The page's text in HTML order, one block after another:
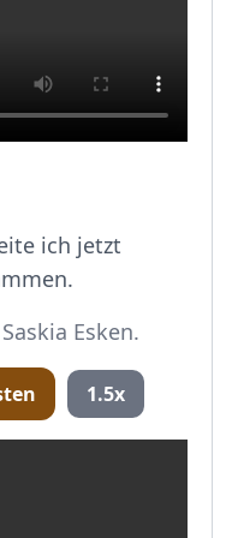
ich jetzt
Esken.
1.5x